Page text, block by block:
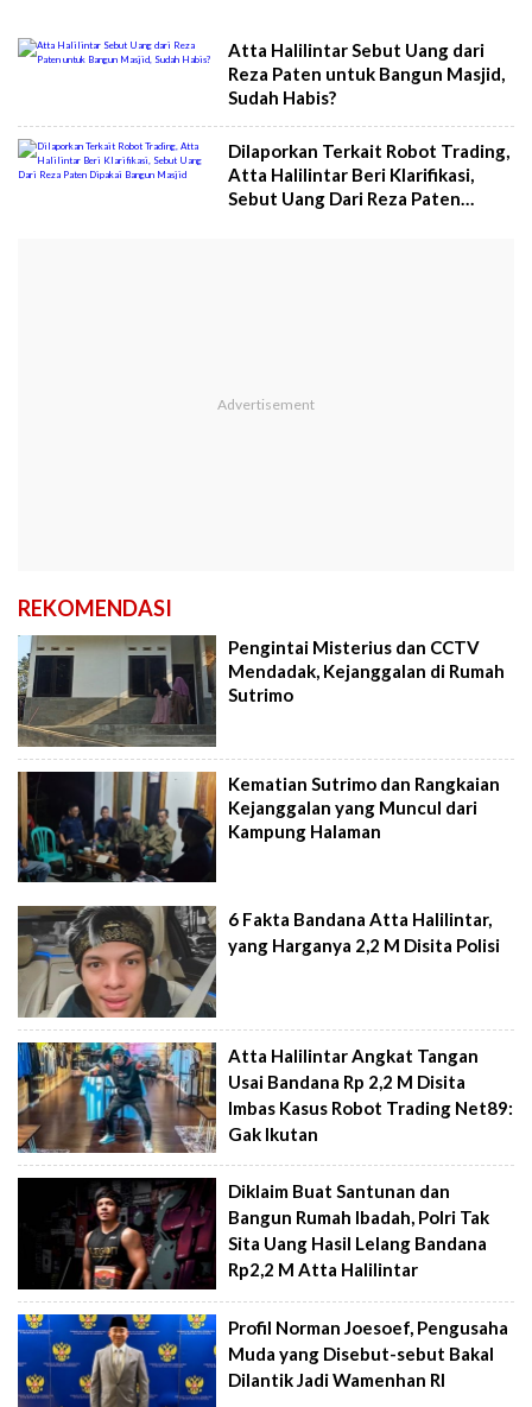
Atta Halilintar Sebut Uang dari
Reza Paten untuk Bangun Masjid,
Sudah Habis?
Dilaporkan Terkait Robot Trading,
Atta Halilintar Beri Klarifikasi,
Sebut Uang Dari Reza Paten
REKOMENDASI
Pengintai Misterius dan CCTV
Mendadak, Kejanggalan di Rumah
Sutrimo
Kematian Sutrimo dan Rangkaian
Kejanggalan yang Muncul dari
Kampung Halaman
6 Fakta Bandana Atta Halilintar,
yang Harganya 2,2 M Disita Polisi
Atta Halilintar Angkat Tangan
Usai Bandana Rp 2,2 M Disita
Imbas Kasus Robot Trading Net89:
Gak Ikutan
Diklaim Buat Santunan dan
Bangun Rumah Ibadah, Polri Tak
Sita Uang Hasil Lelang Bandana
Rp2,2 M Atta Halilintar
Profil Norman Joesoef, Pengusaha
Muda yang Disebut-sebut Bakal
Dilantik Jadi Wamenhan RI